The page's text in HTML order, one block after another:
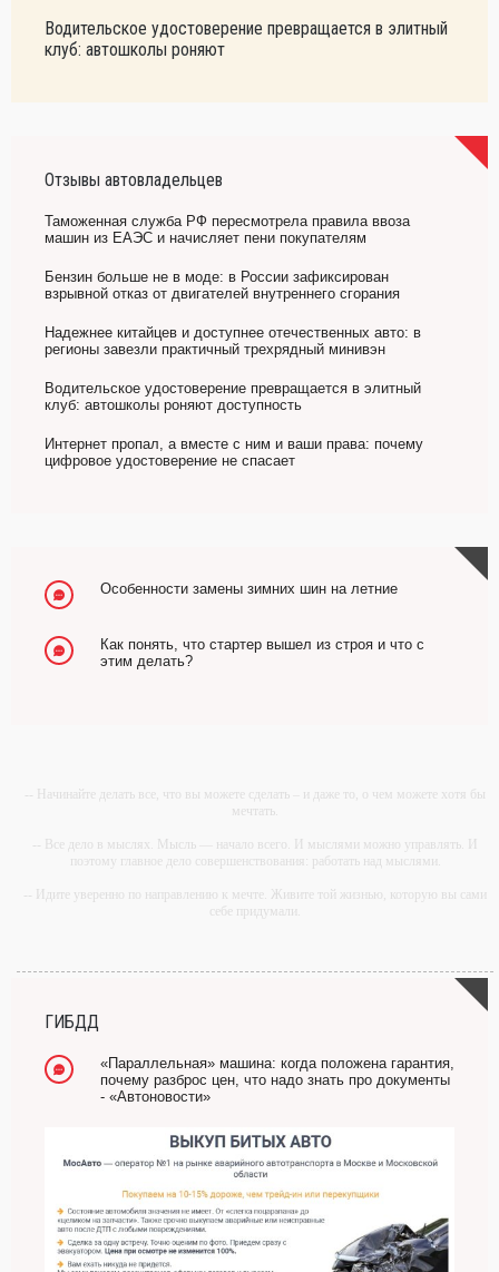
Водительское удостоверение превращается в элитный
клуб: автошколы роняют
Отзывы автовладельцев
Таможенная служба РФ пересмотрела правила ввоза
машин из ЕАЭС и начисляет пени покупателям
Бензин больше не в моде: в России зафиксирован
взрывной отказ от двигателей внутреннего сгорания
Надежнее китайцев и доступнее отечественных авто: в
регионы завезли практичный трехрядный минивэн
Водительское удостоверение превращается в элитный
клуб: автошколы роняют доступность
Интернет пропал, а вместе с ним и ваши права: почему
цифровое удостоверение не спасает
Особенности замены зимних шин на летние
Как понять, что стартер вышел из строя и что с
этим делать?
-- Начинайте делать все, что вы можете сделать – и даже то, о чем можете хотя бы
мечтать.
-- Все дело в мыслях. Мысль — начало всего. И мыслями можно управлять. И
поэтому главное дело совершенствования: работать над мыслями.
-- Идите уверенно по направлению к мечте. Живите той жизнью, которую вы сами
себе придумали.
-- Лучшее, что можно сделать с хорошим советом, это пропустить его мимо ушей.
Он никогда не бывает полезен никому, кроме того, кто его дал.
ГИБДД
«Параллельная» машина: когда положена гарантия,
почему разброс цен, что надо знать про документы
- «Автоновости»